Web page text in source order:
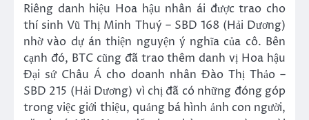
Riêng danh hiệu Hoa hậu nhân ái được trao cho
thí sinh Vũ Thị Minh Thuý – SBD 168 (Hải Dương)
nhờ vào dự án thiện nguyện ý nghĩa của cô. Bên
cạnh đó, BTC cũng đã trao thêm danh vị Hoa hậu
Đại sứ Châu Á cho doanh nhân Đào Thị Thảo –
SBD 215 (Hải Dương) vì chị đã có những đóng góp
trong việc giới thiệu, quảng bá hình ảnh con người,